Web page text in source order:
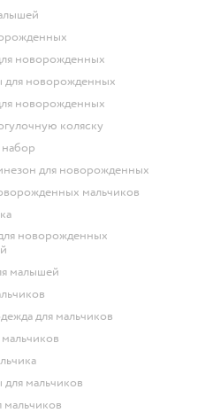
новорожденных
для новорожденных
новорожденных
коляску
набор
для новорожденных
мальчиков
малышей
для мальчиков
мальчиков
для мальчиков
мальчиков